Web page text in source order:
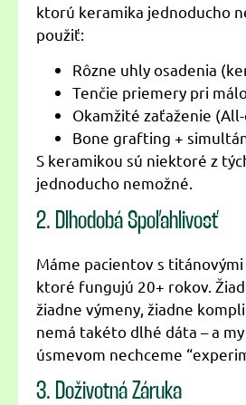
ktorú keramika jednoducho
použiť:
Rôzne uhly osadenia
Tenčie priemery pri
Okamžité zaťaženie
Bone grafting +
S keramikou sú niektoré z
jednoducho nemožné.
2. Dlhodobá Spoľahlivosť
Máme pacientov s
ktoré fungujú 20+ rokov.
žiadne výmeny, žiadne
nemá takéto dlhé dáta – a my
úsmevom nechceme
3. Doživotná Záruka